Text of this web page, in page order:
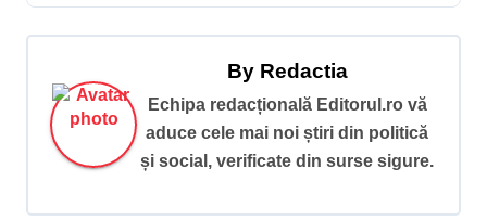
e
n
a
r
By Redactia
Echipa redacțională Editorul.ro vă
aduce cele mai noi știri din politică
și social, verificate din surse sigure.